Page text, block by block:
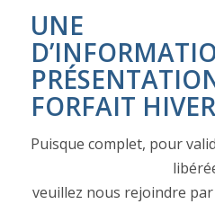
UNE
FORFAIT
Puisque complet, pour
veuillez nous rejoindre